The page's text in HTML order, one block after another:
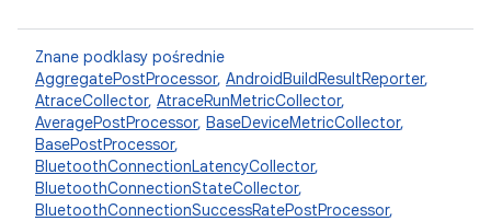
Znane podklasy pośrednie
AggregatePostProcessor, AndroidBuildResultReporter,
AtraceCollector, AtraceRunMetricCollector,
AveragePostProcessor, BaseDeviceMetricCollector,
BasePostProcessor,
BluetoothConnectionLatencyCollector,
BluetoothConnectionStateCollector,
BluetoothConnectionSuccessRatePostProcessor,